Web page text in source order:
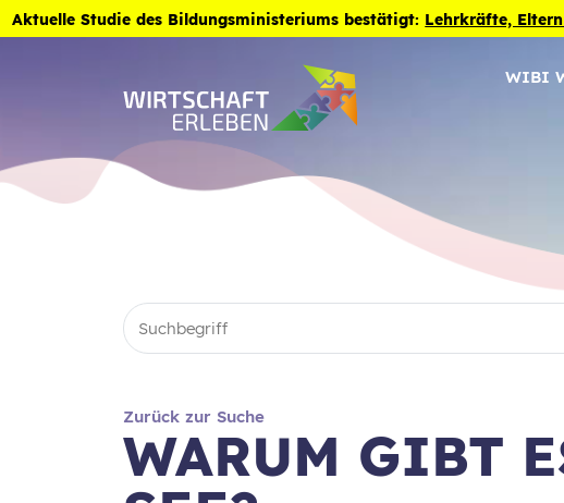
Zum Inhalt der Seite springen
Aktuelle Studie des Bildungsministeriums bestätigt: Lehrkräfte,
WIBI
Zurück zur Suche
WARUM GIBT